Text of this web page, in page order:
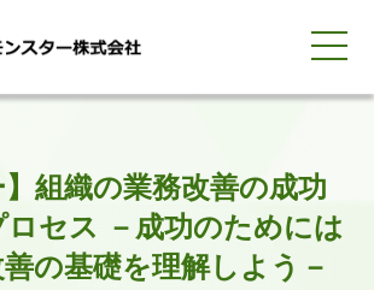
0120-259-440
求
会員ログイン
ENGLISH
】組織の業務改善の成功
セス －成功のためには
の基礎を理解しよう－